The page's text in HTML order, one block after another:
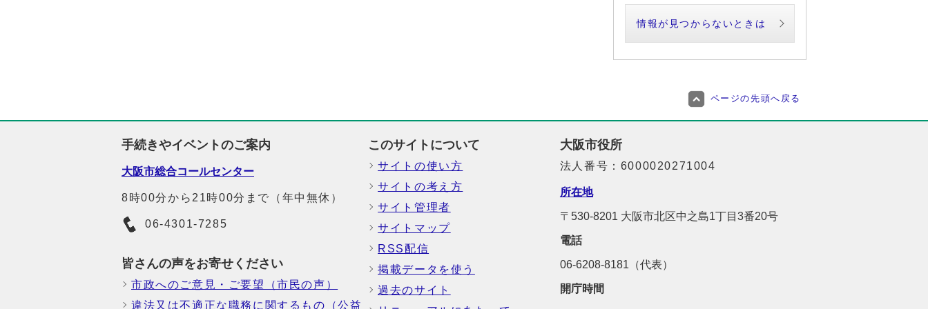
情報が見つからないときは
ページの先頭へ戻る
手続きやイベントのご案内
大阪市総合コールセンター
8時00分から21時00分まで（年中無休）
06-4301-7285
皆さんの声をお寄せください
市政へのご意見・ご要望（市民の声）
違法又は不適正な職務に関するもの（公益
このサイトについて
サイトの使い方
サイトの考え方
サイト管理者
サイトマップ
RSS配信
掲載データを使う
過去のサイト
大阪市役所
法人番号：6000020271004
所在地
〒530-8201 大阪市北区中之島1丁目3番20号
電話
06-6208-8181（代表）
開庁時間